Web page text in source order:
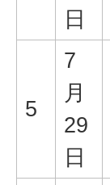
日
5
7
月
29
日